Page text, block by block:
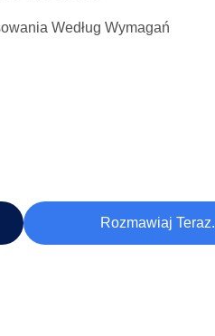
Według Wymagań
Rozmawiaj Teraz.